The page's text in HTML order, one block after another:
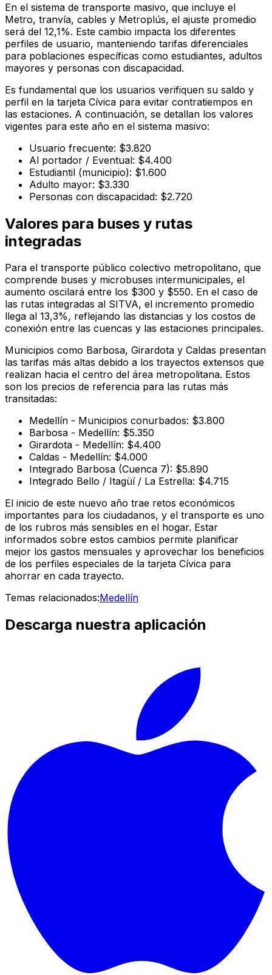
En el sistema de transporte masivo, que incluye el
Metro, tranvía, cables y Metroplús, el ajuste promedio
será del 12,1%. Este cambio impacta los diferentes
perfiles de usuario, manteniendo tarifas diferenciales
para poblaciones específicas como estudiantes, adultos
mayores y personas con discapacidad.
Es fundamental que los usuarios verifiquen su saldo y
perfil en la tarjeta Cívica para evitar contratiempos en
las estaciones. A continuación, se detallan los valores
vigentes para este año en el sistema masivo:
Usuario frecuente: $3.820
Al portador / Eventual: $4.400
Estudiantil (municipio): $1.600
Adulto mayor: $3.330
Personas con discapacidad: $2.720
Valores para buses y rutas
integradas
Para el transporte público colectivo metropolitano, que
comprende buses y microbuses intermunicipales, el
aumento oscilará entre los $300 y $550. En el caso de
las rutas integradas al SITVA, el incremento promedio
llega al 13,3%, reflejando las distancias y los costos de
conexión entre las cuencas y las estaciones principales.
Municipios como Barbosa, Girardota y Caldas presentan
las tarifas más altas debido a los trayectos extensos que
realizan hacia el centro del área metropolitana. Estos
son los precios de referencia para las rutas más
transitadas:
Medellín - Municipios conurbados: $3.800
Barbosa - Medellín: $5.350
Girardota - Medellín: $4.400
Caldas - Medellín: $4.000
Integrado Barbosa (Cuenca 7): $5.890
Integrado Bello / Itagüí / La Estrella: $4.715
El inicio de este nuevo año trae retos económicos
importantes para los ciudadanos, y el transporte es uno
de los rubros más sensibles en el hogar. Estar
informados sobre estos cambios permite planificar
mejor los gastos mensuales y aprovechar los beneficios
de los perfiles especiales de la tarjeta Cívica para
ahorrar en cada trayecto.
Temas relacionados:Medellín
Descarga nuestra aplicación